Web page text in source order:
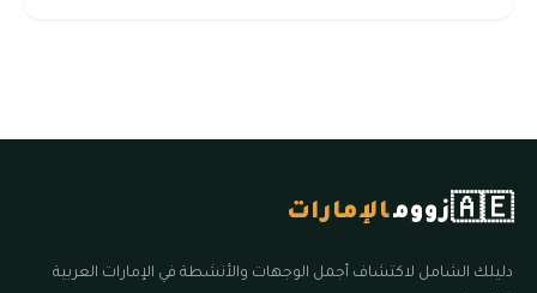
🇦🇪زوومالإمارات
دليلك الشامل لاكتشاف أجمل الوجهات والأنشطة في الإمارات العربية